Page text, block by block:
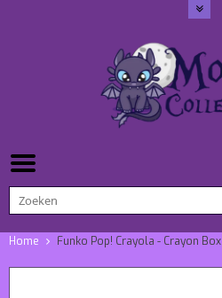
Home Funko Pop! Crayola - Crayon Box